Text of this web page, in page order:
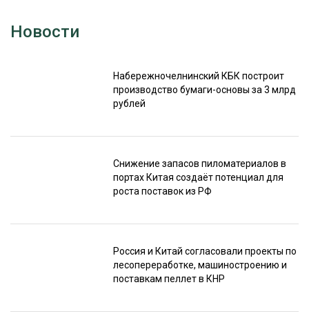
Новости
Набережночелнинский КБК построит
производство бумаги-основы за 3 млрд
рублей
Снижение запасов пиломатериалов в
портах Китая создаёт потенциал для
роста поставок из РФ
Россия и Китай согласовали проекты по
лесопереработке, машиностроению и
поставкам пеллет в КНР